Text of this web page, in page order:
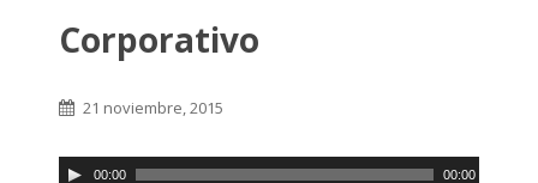
Corporativo
21 noviembre, 2015
00:00 00:00